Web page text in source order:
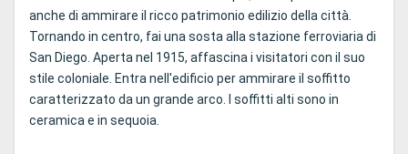
anche di ammirare il ricco patrimonio edilizio della città.
Tornando in centro, fai una sosta alla stazione ferroviaria di
San Diego. Aperta nel 1915, affascina i visitatori con il suo
stile coloniale. Entra nell'edificio per ammirare il soffitto
caratterizzato da un grande arco. I soffitti alti sono in
ceramica e in sequoia.